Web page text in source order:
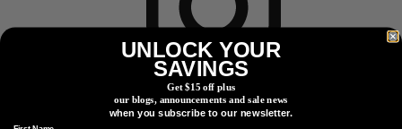
UNLOCK YOUR
SAVINGS
Get $15 off plus
our blogs, announcements and sale news
when you subscribe to our newsletter.